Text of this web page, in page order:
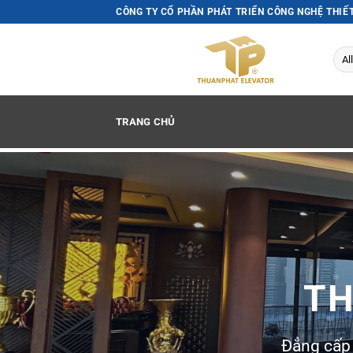
to
CÔNG TY CỔ PHẦN PHÁT TRIỂN CÔNG NGHỆ
TRANG CHỦ
Đẳng